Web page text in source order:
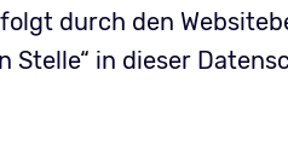
durch den
in dieser